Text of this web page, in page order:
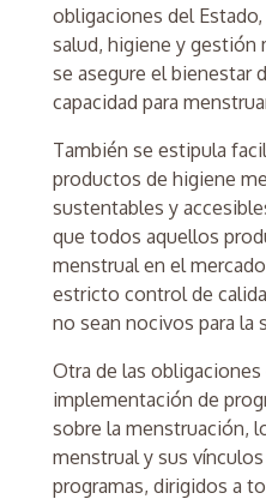
obligaciones del
salud, higiene y gestión
se asegure el bienestar
capacidad para
También se estipula
productos de higiene
sustentables y
que todos aquellos
menstrual en el
estricto control de
no sean nocivos para la
Otra de las
implementación de
sobre la menstruación,
menstrual y sus
programas, dirigidos a